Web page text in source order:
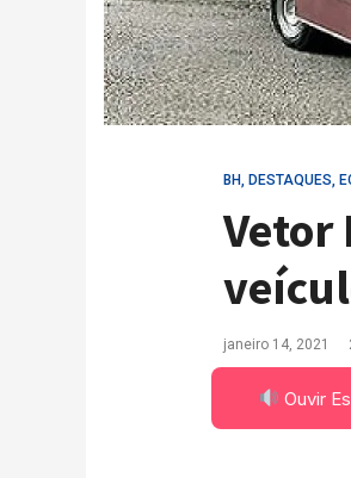
BH, DESTAQUES,
Vetor
janeiro 14, 2021
Ouvir